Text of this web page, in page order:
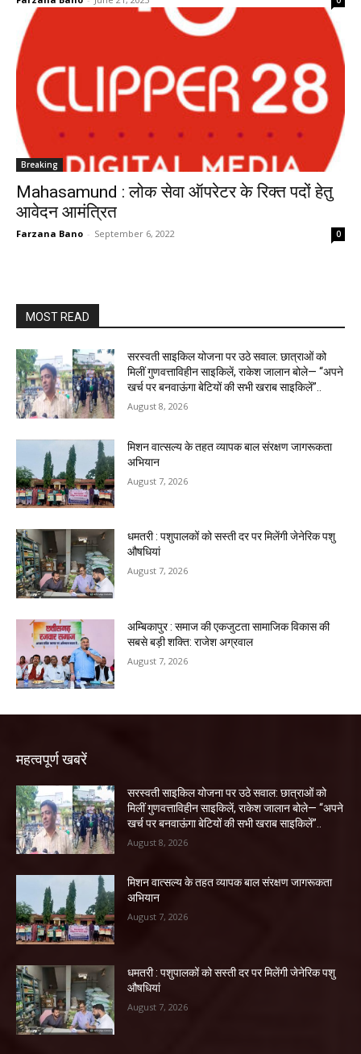
Breaking
Mahasamund : लोक सेवा ऑपरेटर के रिक्त पदों हेतु
आवेदन आमंत्रित
Farzana Bano - September 6, 2022 0
MOST READ
सरस्वती साइकिल योजना पर उठे सवाल: छात्राओं को
मिलीं गुणवत्ताविहीन साइकिलें, राकेश जालान बोले— “अपने
खर्च पर बनवाऊंगा बेटियों की सभी खराब साइकिलें”..
August 8, 2026
मिशन वात्सल्य के तहत व्यापक बाल संरक्षण जागरूकता
अभियान
August 7, 2026
धमतरी : पशुपालकों को सस्ती दर पर मिलेंगी जेनेरिक पशु
औषधियां
August 7, 2026
अम्बिकापुर : समाज की एकजुटता सामाजिक विकास की
सबसे बड़ी शक्ति: राजेश अग्रवाल
August 7, 2026
महत्वपूर्ण खबरें
सरस्वती साइकिल योजना पर उठे सवाल: छात्राओं को
मिलीं गुणवत्ताविहीन साइकिलें, राकेश जालान बोले— “अपने
खर्च पर बनवाऊंगा बेटियों की सभी खराब साइकिलें”..
August 8, 2026
मिशन वात्सल्य के तहत व्यापक बाल संरक्षण जागरूकता
अभियान
August 7, 2026
धमतरी : पशुपालकों को सस्ती दर पर मिलेंगी जेनेरिक पशु
औषधियां
August 7, 2026